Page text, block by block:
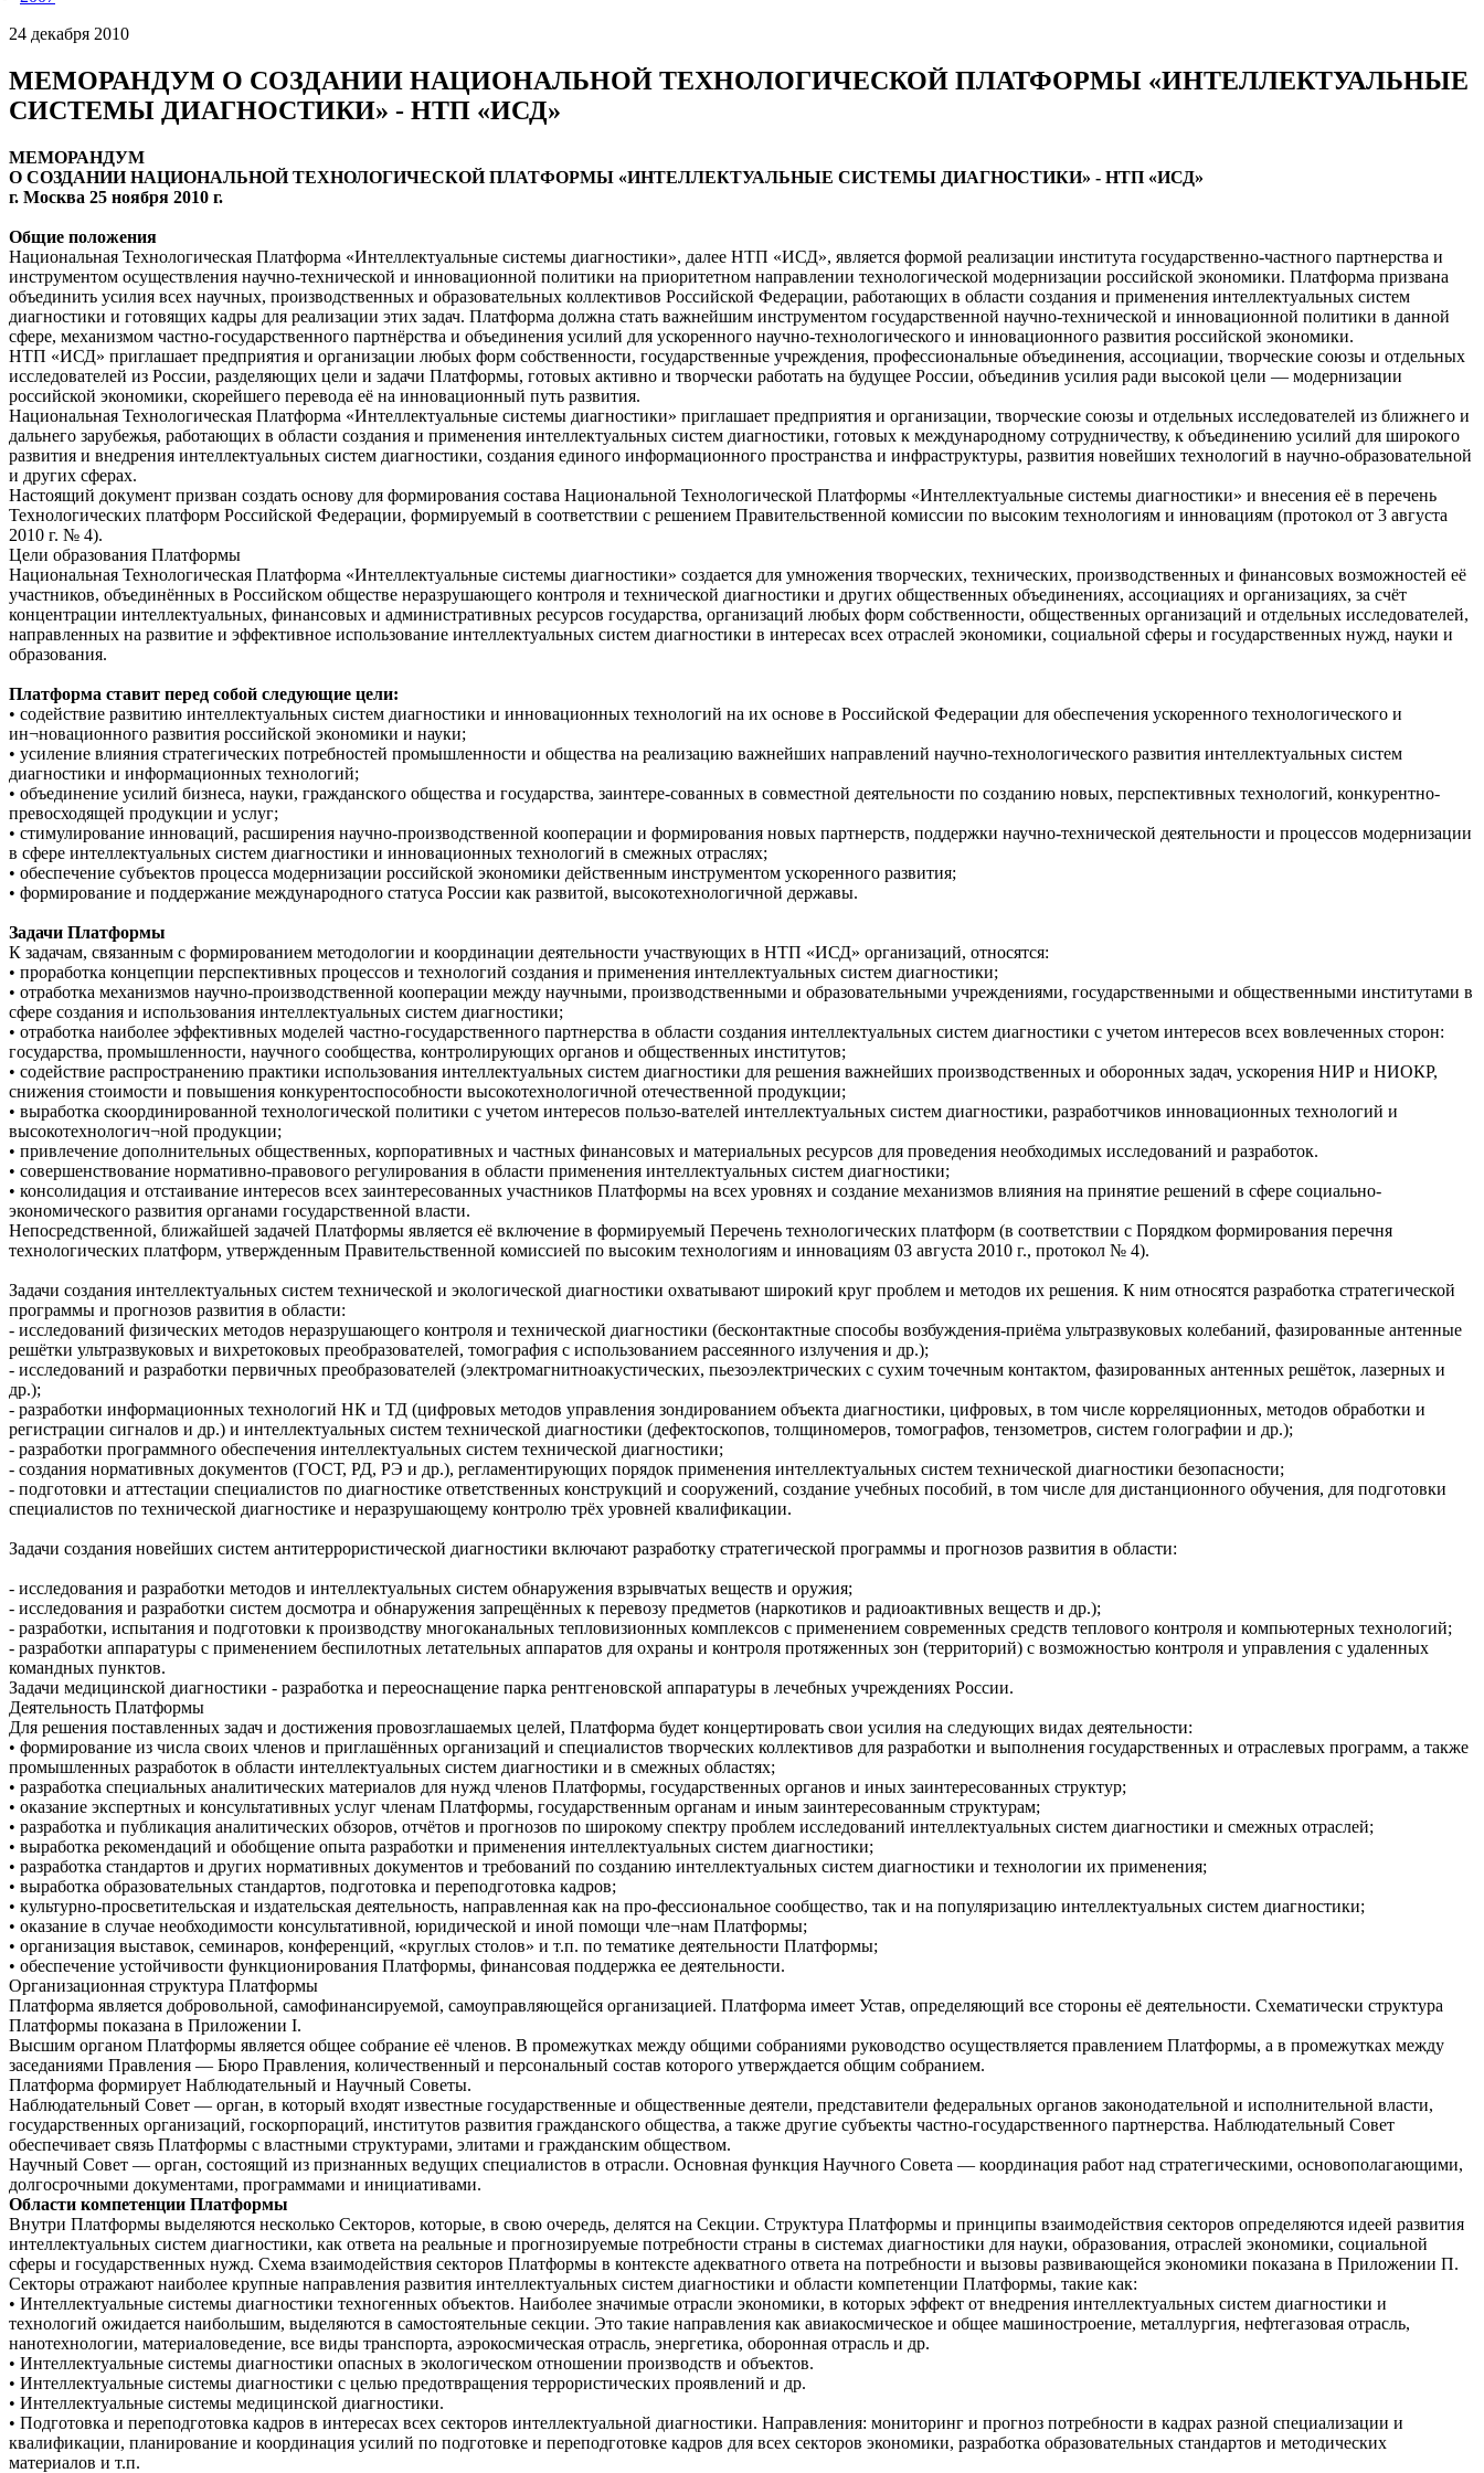
24 декабря 2010
МЕМОРАНДУМ О СОЗДАНИИ НАЦИОНАЛЬНОЙ ТЕХНОЛОГИЧЕСКОЙ ПЛАТФОРМЫ «ИНТЕЛЛЕКТУАЛЬНЫЕ
СИСТЕМЫ ДИАГНОСТИКИ» - НТП «ИСД»
МЕМОРАНДУМ
О СОЗДАНИИ НАЦИОНАЛЬНОЙ ТЕХНОЛОГИЧЕСКОЙ ПЛАТФОРМЫ «ИНТЕЛЛЕКТУАЛЬНЫЕ СИСТЕМЫ ДИАГНОСТИКИ» - НТП «ИСД»
г. Москва 25 ноября 2010 г.
Общие положения
Национальная Технологическая Платформа «Интеллектуальные системы диагностики», далее НТП «ИСД», является формой реализации института государственно-частного партнерства и
инструментом осуществления научно-технической и инновационной политики на приоритетном направлении технологической модернизации российской экономики. Платформа призвана
объединить усилия всех научных, производственных и образовательных коллективов Российской Федерации, работающих в области создания и применения интеллектуальных систем
диагностики и готовящих кадры для реализации этих задач. Платформа должна стать важнейшим инструментом государственной научно-технической и инновационной политики в данной
сфере, механизмом частно-государственного партнёрства и объединения усилий для ускоренного научно-технологического и инновационного развития российской экономики.
НТП «ИСД» приглашает предприятия и организации любых форм собственности, государственные учреждения, профессиональные объединения, ассоциации, творческие союзы и отдельных
исследователей из России, разделяющих цели и задачи Платформы, готовых активно и творчески работать на будущее России, объединив усилия ради высокой цели — модернизации
российской экономики, скорейшего перевода её на инновационный путь развития.
Национальная Технологическая Платформа «Интеллектуальные системы диагностики» приглашает предприятия и организации, творческие союзы и отдельных исследователей из ближнего и
дальнего зарубежья, работающих в области создания и применения интеллектуальных систем диагностики, готовых к международному сотрудничеству, к объединению усилий для широкого
развития и внедрения интеллектуальных систем диагностики, создания единого информационного пространства и инфраструктуры, развития новейших технологий в научно-образовательной
и других сферах.
Настоящий документ призван создать основу для формирования состава Национальной Технологической Платформы «Интеллектуальные системы диагностики» и внесения её в перечень
Технологических платформ Российской Федерации, формируемый в соответствии с решением Правительственной комиссии по высоким технологиям и инновациям (протокол от 3 августа
2010 г. № 4).
Цели образования Платформы
Национальная Технологическая Платформа «Интеллектуальные системы диагностики» создается для умножения творческих, технических, производственных и финансовых возможностей её
участников, объединённых в Российском обществе неразрушающего контроля и технической диагностики и других общественных объединениях, ассоциациях и организациях, за счёт
концентрации интеллектуальных, финансовых и административных ресурсов государства, организаций любых форм собственности, общественных организаций и отдельных исследователей,
направленных на развитие и эффективное использование интеллектуальных систем диагностики в интересах всех отраслей экономики, социальной сферы и государственных нужд, науки и
образования.
Платформа ставит перед собой следующие цели:
• содействие развитию интеллектуальных систем диагностики и инновационных технологий на их основе в Российской Федерации для обеспечения ускоренного технологического и
ин¬новационного развития российской экономики и науки;
• усиление влияния стратегических потребностей промышленности и общества на реализацию важнейших направлений научно-технологического развития интеллектуальных систем
диагностики и информационных технологий;
• объединение усилий бизнеса, науки, гражданского общества и государства, заинтере-сованных в совместной деятельности по созданию новых, перспективных технологий, конкурентно-
превосходящей продукции и услуг;
• стимулирование инноваций, расширения научно-производственной кооперации и формирования новых партнерств, поддержки научно-технической деятельности и процессов модернизации
в сфере интеллектуальных систем диагностики и инновационных технологий в смежных отраслях;
• обеспечение субъектов процесса модернизации российской экономики действенным инструментом ускоренного развития;
• формирование и поддержание международного статуса России как развитой, высокотехнологичной державы.
Задачи Платформы
К задачам, связанным с формированием методологии и координации деятельности участвующих в НТП «ИСД» организаций, относятся:
• проработка концепции перспективных процессов и технологий создания и применения интеллектуальных систем диагностики;
• отработка механизмов научно-производственной кооперации между научными, производственными и образовательными учреждениями, государственными и общественными институтами в
сфере создания и использования интеллектуальных систем диагностики;
• отработка наиболее эффективных моделей частно-государственного партнерства в области создания интеллектуальных систем диагностики с учетом интересов всех вовлеченных сторон:
государства, промышленности, научного сообщества, контролирующих органов и общественных институтов;
• содействие распространению практики использования интеллектуальных систем диагностики для решения важнейших производственных и оборонных задач, ускорения НИР и НИОКР,
снижения стоимости и повышения конкурентоспособности высокотехнологичной отечественной продукции;
• выработка скоординированной технологической политики с учетом интересов пользо-вателей интеллектуальных систем диагностики, разработчиков инновационных технологий и
высокотехнологич¬ной продукции;
• привлечение дополнительных общественных, корпоративных и частных финансовых и материальных ресурсов для проведения необходимых исследований и разработок.
• совершенствование нормативно-правового регулирования в области применения интеллектуальных систем диагностики;
• консолидация и отстаивание интересов всех заинтересованных участников Платформы на всех уровнях и создание механизмов влияния на принятие решений в сфере социально-
экономического развития органами государственной власти.
Непосредственной, ближайшей задачей Платформы является её включение в формируемый Перечень технологических платформ (в соответствии с Порядком формирования перечня
технологических платформ, утвержденным Правительственной комиссией по высоким технологиям и инновациям 03 августа 2010 г., протокол № 4).
Задачи создания интеллектуальных систем технической и экологической диагностики охватывают широкий круг проблем и методов их решения. К ним относятся разработка стратегической
программы и прогнозов развития в области:
- исследований физических методов неразрушающего контроля и технической диагностики (бесконтактные способы возбуждения-приёма ультразвуковых колебаний, фазированные антенные
решётки ультразвуковых и вихретоковых преобразователей, томография с использованием рассеянного излучения и др.);
- исследований и разработки первичных преобразователей (электромагнитноакустических, пьезоэлектрических с сухим точечным контактом, фазированных антенных решёток, лазерных и
др.);
- разработки информационных технологий НК и ТД (цифровых методов управления зондированием объекта диагностики, цифровых, в том числе корреляционных, методов обработки и
регистрации сигналов и др.) и интеллектуальных систем технической диагностики (дефектоскопов, толщиномеров, томографов, тензометров, систем голографии и др.);
- разработки программного обеспечения интеллектуальных систем технической диагностики;
- создания нормативных документов (ГОСТ, РД, РЭ и др.), регламентирующих порядок применения интеллектуальных систем технической диагностики безопасности;
- подготовки и аттестации специалистов по диагностике ответственных конструкций и сооружений, создание учебных пособий, в том числе для дистанционного обучения, для подготовки
специалистов по технической диагностике и неразрушающему контролю трёх уровней квалификации.
Задачи создания новейших систем антитеррористической диагностики включают разработку стратегической программы и прогнозов развития в области:
- исследования и разработки методов и интеллектуальных систем обнаружения взрывчатых веществ и оружия;
- исследования и разработки систем досмотра и обнаружения запрещённых к перевозу предметов (наркотиков и радиоактивных веществ и др.);
- разработки, испытания и подготовки к производству многоканальных тепловизионных комплексов с применением современных средств теплового контроля и компьютерных технологий;
- разработки аппаратуры с применением беспилотных летательных аппаратов для охраны и контроля протяженных зон (территорий) с возможностью контроля и управления с удаленных
командных пунктов.
Задачи медицинской диагностики - разработка и переоснащение парка рентгеновской аппаратуры в лечебных учреждениях России.
Деятельность Платформы
Для решения поставленных задач и достижения провозглашаемых целей, Платформа будет концертировать свои усилия на следующих видах деятельности:
• формирование из числа своих членов и приглашённых организаций и специалистов творческих коллективов для разработки и выполнения государственных и отраслевых программ, а также
промышленных разработок в области интеллектуальных систем диагностики и в смежных областях;
• разработка специальных аналитических материалов для нужд членов Платформы, государственных органов и иных заинтересованных структур;
• оказание экспертных и консультативных услуг членам Платформы, государственным органам и иным заинтересованным структурам;
• разработка и публикация аналитических обзоров, отчётов и прогнозов по широкому спектру проблем исследований интеллектуальных систем диагностики и смежных отраслей;
• выработка рекомендаций и обобщение опыта разработки и применения интеллектуальных систем диагностики;
• разработка стандартов и других нормативных документов и требований по созданию интеллектуальных систем диагностики и технологии их применения;
• выработка образовательных стандартов, подготовка и переподготовка кадров;
• культурно-просветительская и издательская деятельность, направленная как на про-фессиональное сообщество, так и на популяризацию интеллектуальных систем диагностики;
• оказание в случае необходимости консультативной, юридической и иной помощи чле¬нам Платформы;
• организация выставок, семинаров, конференций, «круглых столов» и т.п. по тематике деятельности Платформы;
• обеспечение устойчивости функционирования Платформы, финансовая поддержка ее деятельности.
Организационная структура Платформы
Платформа является добровольной, самофинансируемой, самоуправляющейся организацией. Платформа имеет Устав, определяющий все стороны её деятельности. Схематически структура
Платформы показана в Приложении I.
Высшим органом Платформы является общее собрание её членов. В промежутках между общими собраниями руководство осуществляется правлением Платформы, а в промежутках между
заседаниями Правления — Бюро Правления, количественный и персональный состав которого утверждается общим собранием.
Платформа формирует Наблюдательный и Научный Советы.
Наблюдательный Совет — орган, в который входят известные государственные и общественные деятели, представители федеральных органов законодательной и исполнительной власти,
государственных организаций, госкорпораций, институтов развития гражданского общества, а также другие субъекты частно-государственного партнерства. Наблюдательный Совет
обеспечивает связь Платформы с властными структурами, элитами и гражданским обществом.
Научный Совет — орган, состоящий из признанных ведущих специалистов в отрасли. Основная функция Научного Совета — координация работ над стратегическими, основополагающими,
долгосрочными документами, программами и инициативами.
Области компетенции Платформы
Внутри Платформы выделяются несколько Секторов, которые, в свою очередь, делятся на Секции. Структура Платформы и принципы взаимодействия секторов определяются идеей развития
интеллектуальных систем диагностики, как ответа на реальные и прогнозируемые потребности страны в системах диагностики для науки, образования, отраслей экономики, социальной
сферы и государственных нужд. Схема взаимодействия секторов Платформы в контексте адекватного ответа на потребности и вызовы развивающейся экономики показана в Приложении П.
Секторы отражают наиболее крупные направления развития интеллектуальных систем диагностики и области компетенции Платформы, такие как:
• Интеллектуальные системы диагностики техногенных объектов. Наиболее значимые отрасли экономики, в которых эффект от внедрения интеллектуальных систем диагностики и
технологий ожидается наибольшим, выделяются в самостоятельные секции. Это такие направления как авиакосмическое и общее машиностроение, металлургия, нефтегазовая отрасль,
нанотехнологии, материаловедение, все виды транспорта, аэрокосмическая отрасль, энергетика, оборонная отрасль и др.
• Интеллектуальные системы диагностики опасных в экологическом отношении производств и объектов.
• Интеллектуальные системы диагностики с целью предотвращения террористических проявлений и др.
• Интеллектуальные системы медицинской диагностики.
• Подготовка и переподготовка кадров в интересах всех секторов интеллектуальной диагностики. Направления: мониторинг и прогноз потребности в кадрах разной специализации и
квалификации, планирование и координация усилий по подготовке и переподготовке кадров для всех секторов экономики, разработка образовательных стандартов и методических
материалов и т.п.